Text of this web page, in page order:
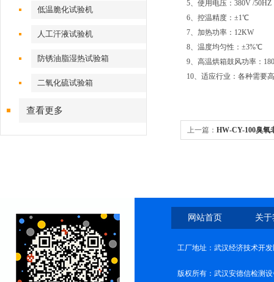
低温脆化试验机
人工汗液试验机
防锈油脂湿热试验箱
二氧化硫试验箱
查看更多
5、使用电压：380V /
6、控温精度：±1℃
7、加热功率：12KW
8、温度均匀性：±3%℃
9、高温烘箱鼓风功率：
10、适应行业：各种需
上一篇： HW-CY-100臭氧
网站首页 关
工厂地址：武汉经济技术开
版权所有：武汉安德信检测